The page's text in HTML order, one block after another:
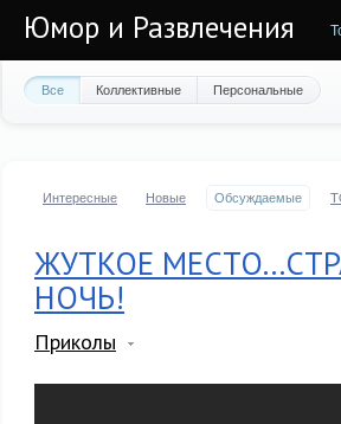
Юмор и Развлечения
Все Коллективные Персональные
Интересные Новые Обсуждаемые
ЖУТКОЕ
НОЧЬ!
Приколы